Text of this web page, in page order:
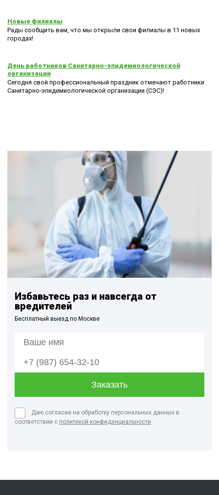
Новые филиалы
Рады сообщить вам, что мы открыли свои филиалы в 11 новых
городах!
День работников Санитарно-эпидемиологической
организации
Сегодня свой профессиональный праздник отмечают работники
Санитарно-эпидемиологической организации (СЭС)!
Избавьтесь раз и навсегда от
вредителей
Бесплатный выезд по Москве
Даю согласие на обработку персональных данных в
соответствии с политикой конфиденциальности